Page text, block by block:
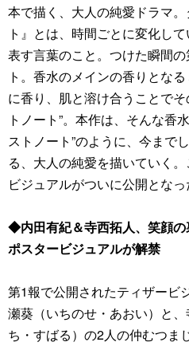
本で描く、大人の純愛ドラマ
ト』とは、時間ごとに変化し
表す言葉のこと。つけた瞬間
ト。香水のメインの香りとな
に香り、肌と溶け合うことで
トノート”。本作は、そんな香
ストノート”のように、今まで
る、大人の純愛を描いていく
ビジュアルがついに公開となっ
◆内田有紀＆寺西拓人、笑顔
ポスタービジュアルが解禁
第1報で公開されたティザービ
瀬葵（いちのせ・あおい）と
ち・すばる）の2人の仲むつま